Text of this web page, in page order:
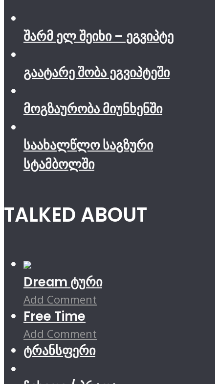
შარმ ელ შეიხი – ეგვიპტე
გაატარე შობა ეგვიპტეში
მოგზაურობა მიუნხენში
საახალწლო საგზური
სტამბოლში
TALKED ABOUT
Dream ტური
Add Comment
Free Time
Add Comment
ტრანსფერი